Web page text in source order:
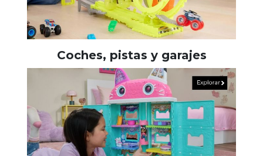
Coches, pistas y garajes